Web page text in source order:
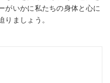
がいかに私たちの身体と心に
りましょう。